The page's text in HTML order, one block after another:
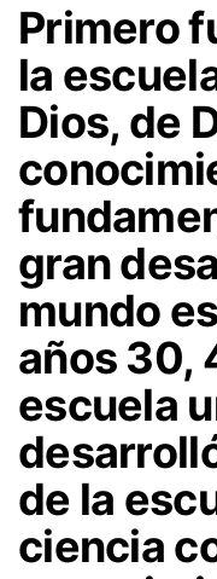
Primero
la
Dios, de
gran
mundo
años 30,
escuela
de la
ciencia